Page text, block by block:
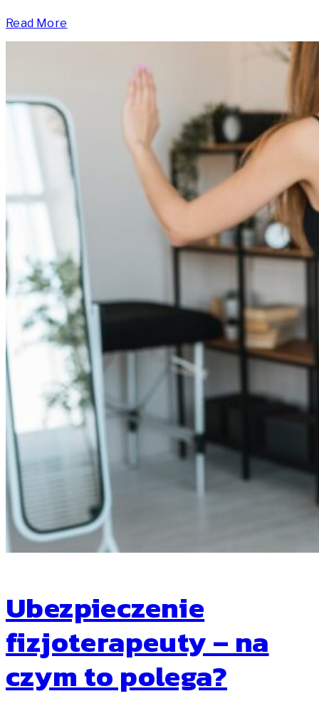
Read More
Ubezpieczenie
fizjoterapeuty – na
czym to polega?